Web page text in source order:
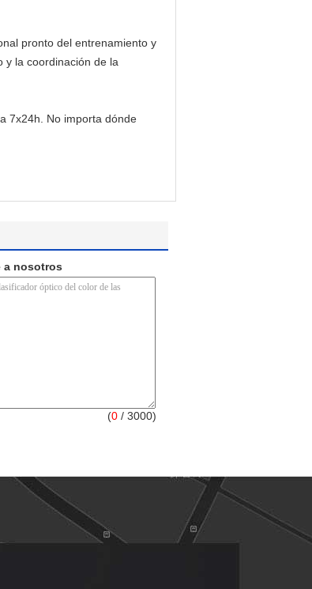
pronto del entrenamiento y
y la coordinación de la
7x24h. No importa dónde
a nosotros
(0 / 3000)